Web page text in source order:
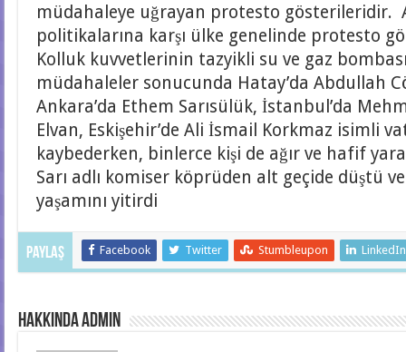
müdahaleye uğrayan protesto gösterileridir.
politikalarına karşı ülke genelinde protesto
Kolluk kuvvetlerinin tazyikli su ve gaz
müdahaleler sonucunda Hatay’da Abdullah
Ankara’da Ethem Sarısülük, İstanbul’da
Elvan, Eskişehir’de Ali İsmail Korkmaz isimli
kaybederken, binlerce kişi de ağır ve hafif
Sarı adlı komiser köprüden alt geçide düştü ve
yaşamını yitirdi
Paylaş Facebook Twitter Stumbleupon LinkedIn
hakkında admin